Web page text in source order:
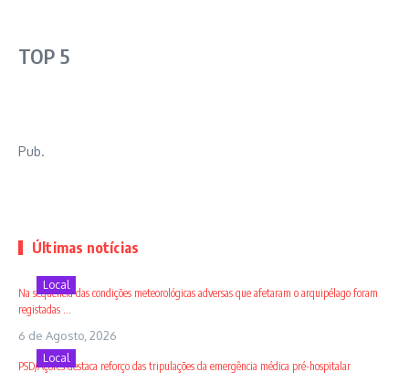
TOP 5
Pub.
Últimas notícias
Local
Na sequência das condições meteorológicas adversas que afetaram o arquipélago foram
registadas ...
6 de Agosto, 2026
Local
PSD/Açores destaca reforço das tripulações da emergência médica pré-hospitalar